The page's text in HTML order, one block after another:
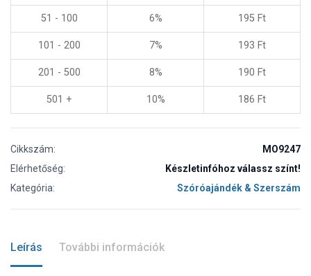
51 - 100 6% 195 Ft
101 - 200 7% 193 Ft
201 - 500 8% 190 Ft
501 + 10% 186 Ft
Cikkszám:
MO9247
Elérhetőség:
Készletinfóhoz válassz színt!
Kategória:
Szóróajándék & Szerszám
Leírás További információk